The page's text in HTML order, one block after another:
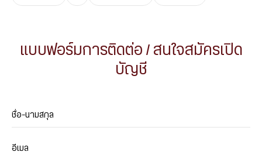
แบบฟอร์มการติดต่อ / สนใจสมัครเปิด
บัญชี
ชื่อ-นามสกุล
อีเมล